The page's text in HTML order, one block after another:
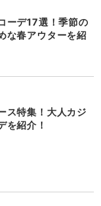
ーデ17選！季節の
な春アウターを紹
ス特集！大人カジ
を紹介！